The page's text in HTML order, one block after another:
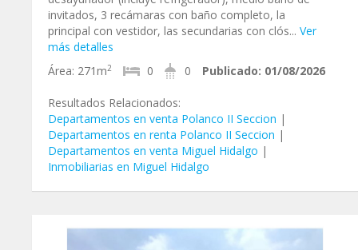
invitados, 3 recámaras con baño completo, la
principal con vestidor, las secundarias con clós... Ver
más detalles
Área: 271m2 0 0 Publicado: 01/08/2026
Resultados Relacionados:
Departamentos en venta Polanco II Seccion |
Departamentos en renta Polanco II Seccion |
Departamentos en venta Miguel Hidalgo |
Inmobiliarias en Miguel Hidalgo